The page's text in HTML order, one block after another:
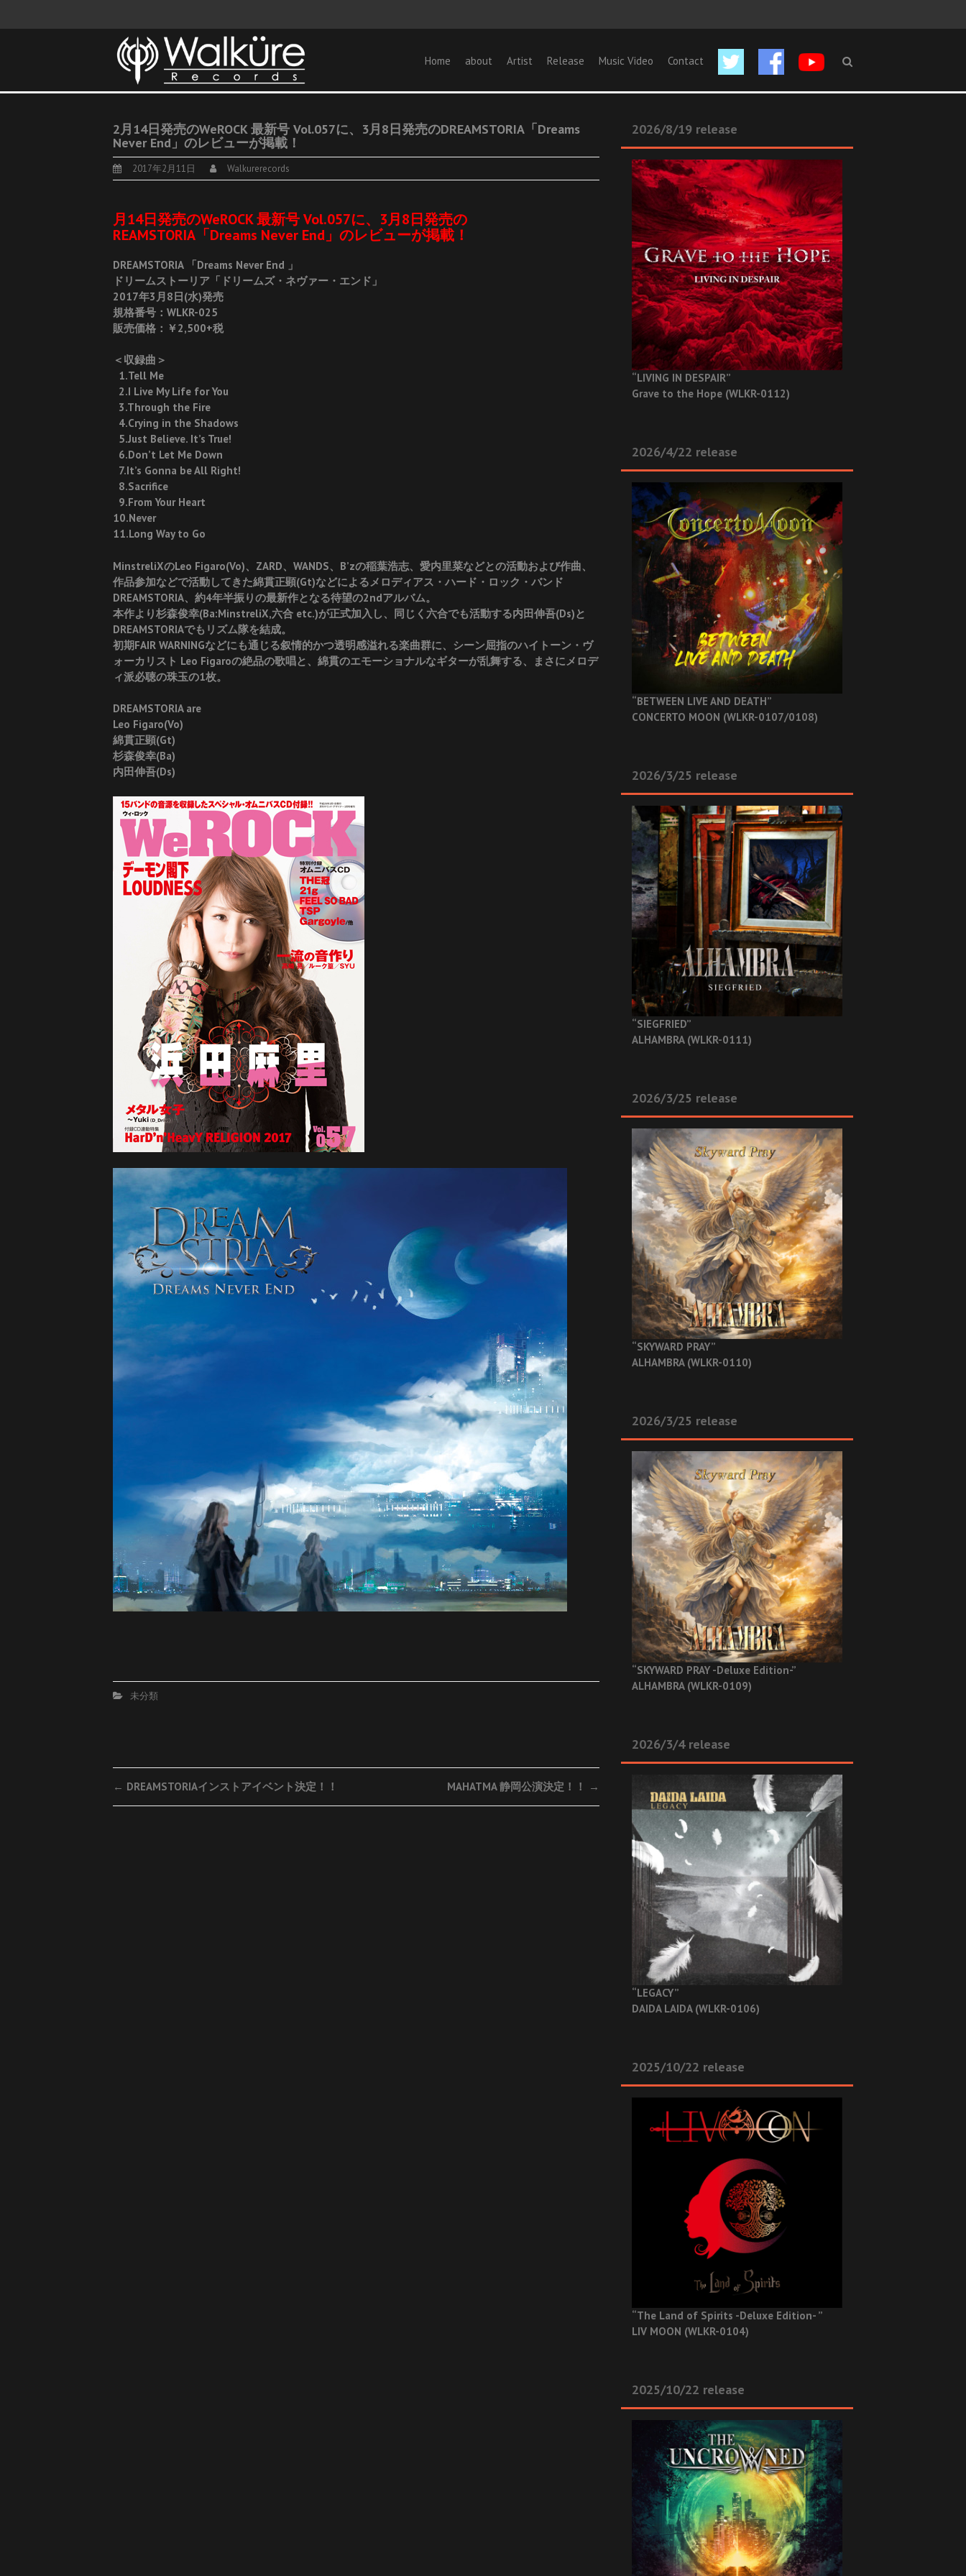
Home about Artist Release Music Video Contact
2月14日発売のWeROCK 最新号 Vol.057に、3月8日発売のDREAMSTORIA「Dreams
Never End」のレビューが掲載！
2017年2月11日 Walkurerecords
月14日発売のWeROCK 最新号 Vol.057に、3月8日発売の
REAMSTORIA「Dreams Never End」のレビューが掲載！
DREAMSTORIA 「Dreams Never End 」
ドリームストーリア「ドリームズ・ネヴァー・エンド」
2017年3月8日(水)発売
規格番号：WLKR-025
販売価格：￥2,500+税
＜収録曲＞
1.Tell Me
2.I Live My Life for You
3.Through the Fire
4.Crying in the Shadows
5.Just Believe. It’s True!
6.Don’t Let Me Down
7.It’s Gonna be All Right!
8.Sacrifice
9.From Your Heart
10.Never
11.Long Way to Go
MinstreliXのLeo Figaro(Vo)、ZARD、WANDS、B’zの稲葉浩志、愛内里菜などとの活動および作曲、
作品参加などで活動してきた綿貫正顕(Gt)などによるメロディアス・ハード・ロック・バンド
DREAMSTORIA、約4年半振りの最新作となる待望の2ndアルバム。
本作より杉森俊幸(Ba:MinstreliX,六合 etc.)が正式加入し、同じく六合でも活動する内田伸吾(Ds)と
DREAMSTORIAでもリズム隊を結成。
初期FAIR WARNINGなどにも通じる叙情的かつ透明感溢れる楽曲群に、シーン屈指のハイトーン・ヴ
ォーカリスト Leo Figaroの絶品の歌唱と、綿貫のエモーショナルなギターが乱舞する、まさにメロデ
ィ派必聴の珠玉の1枚。
DREAMSTORIA are
Leo Figaro(Vo)
綿貫正顕(Gt)
杉森俊幸(Ba)
内田伸吾(Ds)
未分類
Post
navigation
← DREAMSTORIAインストアイベント決定！！ MAHATMA 静岡公演決定！！ →
2026/8/19 release
“LIVING IN DESPAIR”
Grave to the Hope (WLKR-0112)
2026/4/22 release
“BETWEEN LIVE AND DEATH”
CONCERTO MOON (WLKR-0107/0108)
2026/3/25 release
“SIEGFRIED”
ALHAMBRA (WLKR-0111)
2026/3/25 release
“SKYWARD PRAY”
ALHAMBRA (WLKR-0110)
2026/3/25 release
“SKYWARD PRAY -Deluxe Edition-”
ALHAMBRA (WLKR-0109)
2026/3/4 release
“LEGACY”
DAIDA LAIDA (WLKR-0106)
2025/10/22 release
“The Land of Spirits -Deluxe Edition- ”
LIV MOON (WLKR-0104)
2025/10/22 release